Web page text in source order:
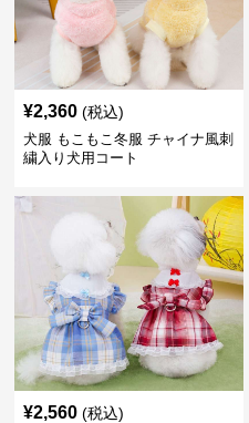
¥2,360 (税込)
犬服 もこもこ冬服 チャイナ風刺
繍入り犬用コート
¥2,560 (税込)